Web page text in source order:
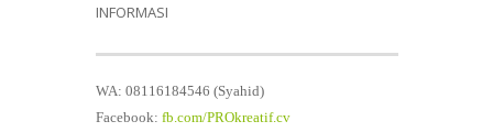
INFORMASI
WA: 08116184546 (Syahid)
Facebook: fb.com/PROkreatif.cv